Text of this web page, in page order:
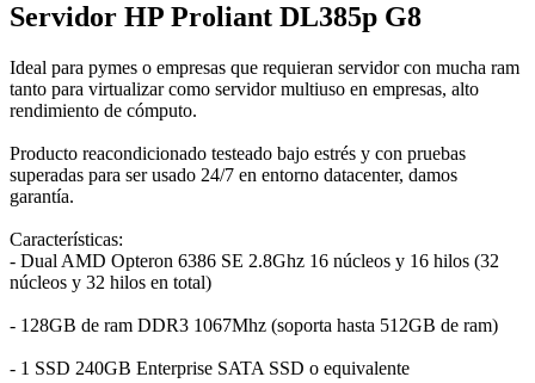
Servidor HP Proliant DL385p G8
Ideal para pymes o empresas que requieran servidor con mucha ram
tanto para virtualizar como servidor multiuso en empresas, alto
rendimiento de cómputo.
Producto reacondicionado testeado bajo estrés y con pruebas
superadas para ser usado 24/7 en entorno datacenter, damos
garantía.
Características:
- Dual AMD Opteron 6386 SE 2.8Ghz 16 núcleos y 16 hilos (32
núcleos y 32 hilos en total)
- 128GB de ram DDR3 1067Mhz (soporta hasta 512GB de ram)
- 1 SSD 240GB Enterprise SATA SSD o equivalente